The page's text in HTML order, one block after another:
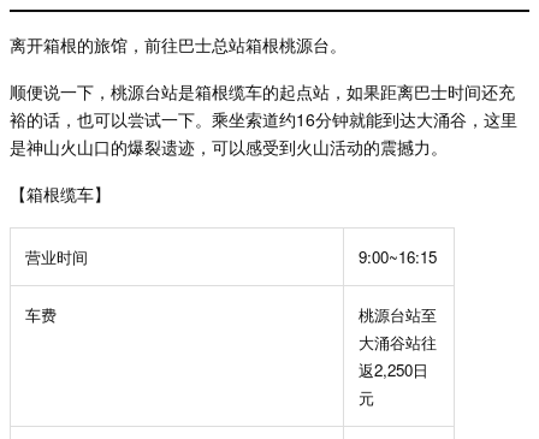
离开箱根的旅馆，前往巴士总站箱根桃源台。
顺便说一下，桃源台站是箱根缆车的起点站，如果距离巴士时间还充
裕的话，也可以尝试一下。乘坐索道约16分钟就能到达大涌谷，这里
是神山火山口的爆裂遗迹，可以感受到火山活动的震撼力。
【箱根缆车】
营业时间 9:00~16:15
车费
桃源台站至
大涌谷站往
返2,250日
元